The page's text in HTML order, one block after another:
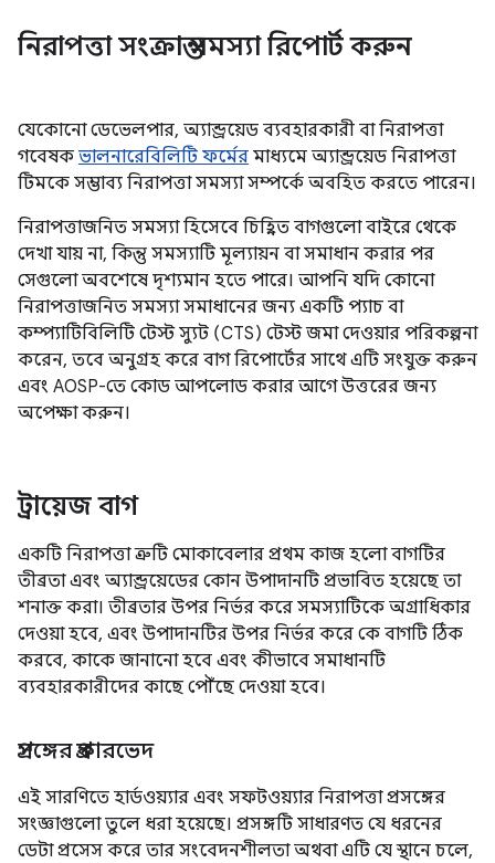
নিরাপত্তা সংক্রান্ত সমস্যা রিপোর্ট করুন
যেকোনো ডেভেলপার, অ্যান্ড্রয়েড ব্যবহারকারী বা নিরাপত্তা
গবেষক ভালনারেবিলিটি ফর্মের মাধ্যমে অ্যান্ড্রয়েড নিরাপত্তা
টিমকে সম্ভাব্য নিরাপত্তা সমস্যা সম্পর্কে অবহিত করতে পারেন।
নিরাপত্তাজনিত সমস্যা হিসেবে চিহ্নিত বাগগুলো বাইরে থেকে
দেখা যায় না, কিন্তু সমস্যাটি মূল্যায়ন বা সমাধান করার পর
সেগুলো অবশেষে দৃশ্যমান হতে পারে। আপনি যদি কোনো
নিরাপত্তাজনিত সমস্যা সমাধানের জন্য একটি প্যাচ বা
কম্প্যাটিবিলিটি টেস্ট স্যুট (CTS) টেস্ট জমা দেওয়ার পরিকল্পনা
করেন, তবে অনুগ্রহ করে বাগ রিপোর্টের সাথে এটি সংযুক্ত করুন
এবং AOSP-তে কোড আপলোড করার আগে উত্তরের জন্য
অপেক্ষা করুন।
ট্রায়েজ বাগ
একটি নিরাপত্তা ত্রুটি মোকাবেলার প্রথম কাজ হলো বাগটির
তীব্রতা এবং অ্যান্ড্রয়েডের কোন উপাদানটি প্রভাবিত হয়েছে তা
শনাক্ত করা। তীব্রতার উপর নির্ভর করে সমস্যাটিকে অগ্রাধিকার
দেওয়া হবে, এবং উপাদানটির উপর নির্ভর করে কে বাগটি ঠিক
করবে, কাকে জানানো হবে এবং কীভাবে সমাধানটি
ব্যবহারকারীদের কাছে পৌঁছে দেওয়া হবে।
প্রসঙ্গের প্রকারভেদ
এই সারণিতে হার্ডওয়্যার এবং সফটওয়্যার নিরাপত্তা প্রসঙ্গের
সংজ্ঞাগুলো তুলে ধরা হয়েছে। প্রসঙ্গটি সাধারণত যে ধরনের
ডেটা প্রসেস করে তার সংবেদনশীলতা অথবা এটি যে স্থানে চলে,